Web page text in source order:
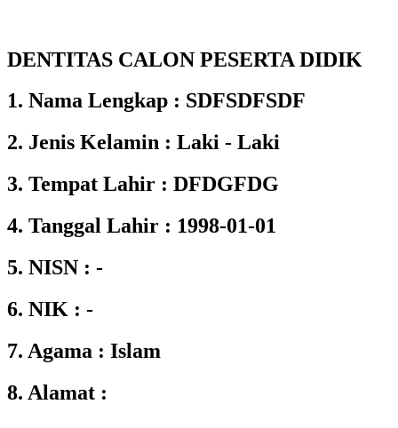
DENTITAS CALON PESERTA DIDIK
1. Nama Lengkap : SDFSDFSDF
2. Jenis Kelamin : Laki - Laki
3. Tempat Lahir : DFDGFDG
4. Tanggal Lahir : 1998-01-01
5. NISN : -
6. NIK : -
7. Agama : Islam
8. Alamat :